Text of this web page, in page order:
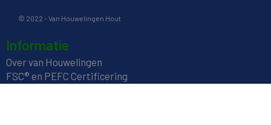
© 2022 - Van Houwelingen Hout
Informatie
Over van Houwelingen
FSC® en PEFC Certificering